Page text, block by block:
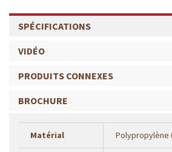
SPÉCIFICATIONS
VIDÉO
PRODUITS CONNEXES
BROCHURE
Matérial Polypropylène